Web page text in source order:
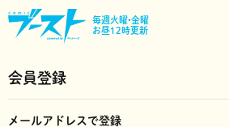
毎週火曜•金曜
お昼12時更新
会員登録
メールアドレスで登録